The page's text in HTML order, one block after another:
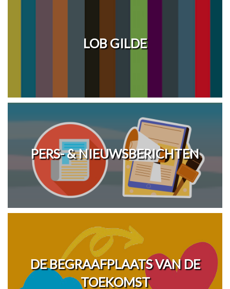
LOB GILDE
PERS- & NIEUWSBERICHTEN
DE BEGRAAFPLAATS VAN DE
TOEKOMST